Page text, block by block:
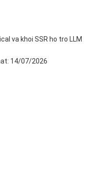
va khoi SSR ho tro LLM
14/07/2026